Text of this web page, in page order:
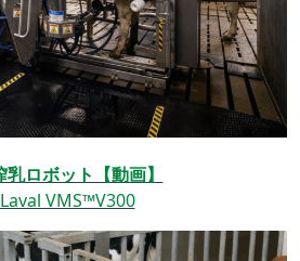
乳ロボット【動画】
VMS™V300